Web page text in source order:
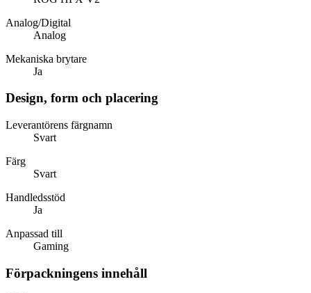
Analog/Digital
Analog
Mekaniska brytare
Ja
Design, form och placering
Leverantörens färgnamn
Svart
Färg
Svart
Handledsstöd
Ja
Anpassad till
Gaming
Förpackningens innehåll